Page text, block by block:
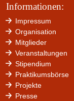
Informationen:
Impressum
Organisation
Mitglieder
Veranstaltungen
Stipendium
Praktikumsbörse
Projekte
Presse